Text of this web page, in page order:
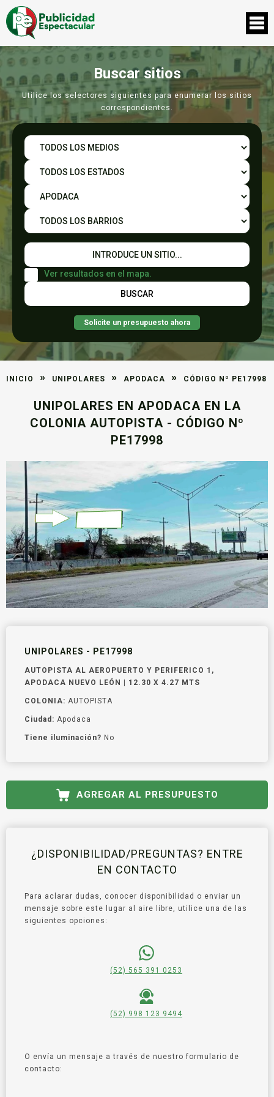
Buscar sitios
Utilice los selectores siguientes para enumerar los sitios
correspondientes.
Ver resultados en el mapa.
Solicite un presupuesto ahora
INICIO » UNIPOLARES » APODACA » CÓDIGO Nº PE17998
UNIPOLARES EN APODACA EN LA
COLONIA AUTOPISTA - CÓDIGO Nº
PE17998
UNIPOLARES - PE17998
AUTOPISTA AL AEROPUERTO Y PERIFERICO 1,
APODACA NUEVO LEÓN | 12.30 X 4.27 MTS
COLONIA: AUTOPISTA
Ciudad: Apodaca
Tiene iluminación? No
AGREGAR AL PRESUPUESTO
¿DISPONIBILIDAD/PREGUNTAS? ENTRE
EN CONTACTO
Para aclarar dudas, conocer disponibilidad o enviar un
mensaje sobre este lugar al aire libre, utilice una de las
siguientes opciones:
(52) 565 391 0253
(52) 998 123 9494
O envía un mensaje a través de nuestro formulario de
contacto: